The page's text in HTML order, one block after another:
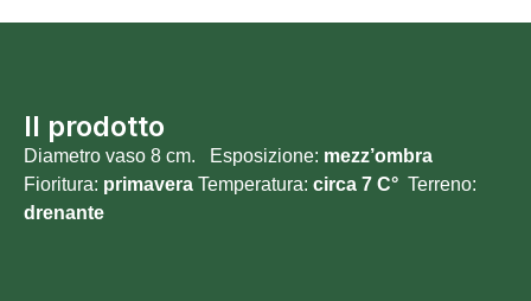
Il prodotto
Diametro vaso 8 cm. Esposizione: mezz’ombra
Fioritura: primavera Temperatura: circa 7 C° Terreno:
drenante